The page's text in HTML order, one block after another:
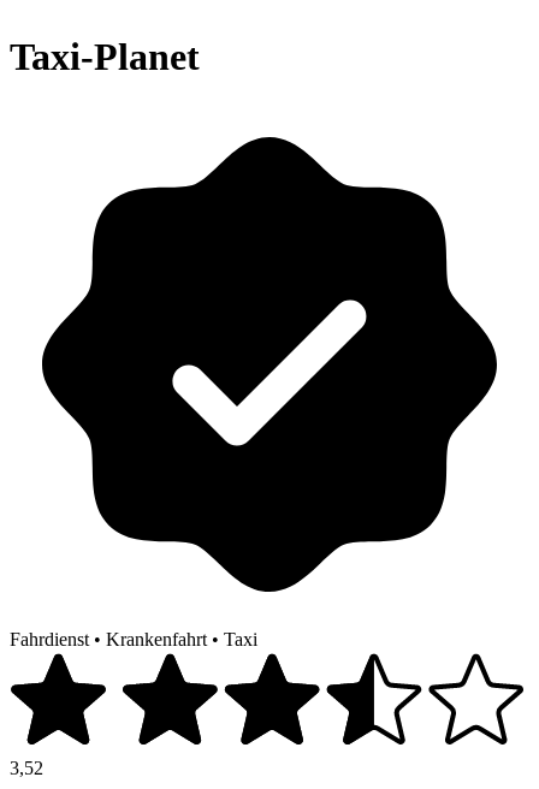
Taxi-Planet
Fahrdienst • Krankenfahrt • Taxi
3,52